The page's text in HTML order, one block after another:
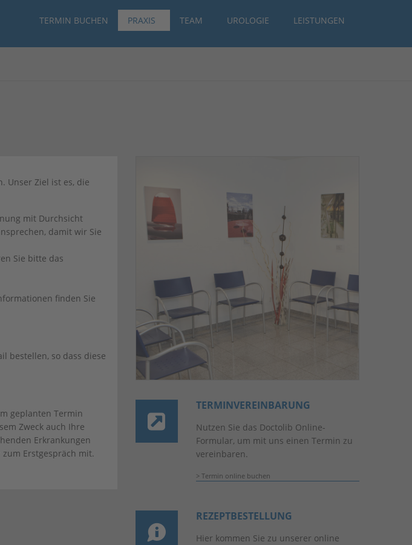
TERMIN BUCHEN PRAXIS TEAM UROLOGIE LEISTUNGEN
Unser Ziel ist es, die
mit Durchsicht
damit wir Sie
Sie bitte das
finden Sie
bestellen, so dass diese
geplanten Termin
Zweck auch Ihre
Erkrankungen
Erstgespräch mit.
TERMIN­VEREINBARUNG
Nutzen Sie das Doctolib Online-
Formular, um mit uns einen Termin zu
vereinbaren.
Termin online buchen
REZEPTBESTELLUNG
Hier kommen Sie zu unserer online